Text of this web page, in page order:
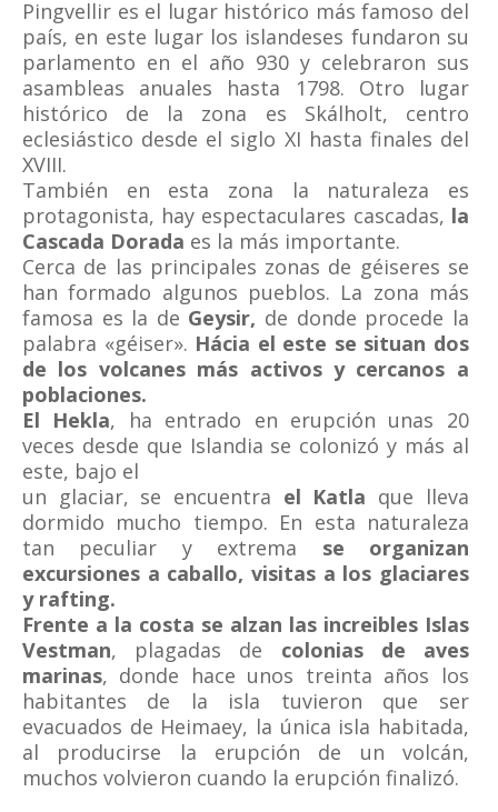
Pingvellir es el lugar histórico más famoso del
país, en este lugar los islandeses fundaron su
parlamento en el año 930 y celebraron sus
asambleas anuales hasta 1798. Otro lugar
histórico de la zona es Skálholt, centro
eclesiástico desde el siglo XI hasta finales del
XVIII.
También en esta zona la naturaleza es
protagonista, hay espectaculares cascadas, la
Cascada Dorada es la más importante.
Cerca de las principales zonas de géiseres se
han formado algunos pueblos. La zona más
famosa es la de Geysir, de donde procede la
palabra «géiser». Hácia el este se situan dos
de los volcanes más activos y cercanos a
poblaciones.
El Hekla, ha entrado en erupción unas 20
veces desde que Islandia se colonizó y más al
este, bajo el
un glaciar, se encuentra el Katla que lleva
dormido mucho tiempo. En esta naturaleza
tan peculiar y extrema se organizan
excursiones a caballo, visitas a los glaciares
y rafting.
Frente a la costa se alzan las increibles Islas
Vestman, plagadas de colonias de aves
marinas, donde hace unos treinta años los
habitantes de la isla tuvieron que ser
evacuados de Heimaey, la única isla habitada,
al producirse la erupción de un volcán,
muchos volvieron cuando la erupción finalizó.